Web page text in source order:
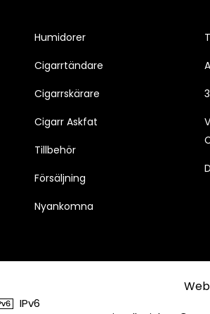
Humidorer
Cigarrtändare
Cigarrskärare
Cigarr Askfat
Tillbehör
Försäljning
Nyankomna
IPv6